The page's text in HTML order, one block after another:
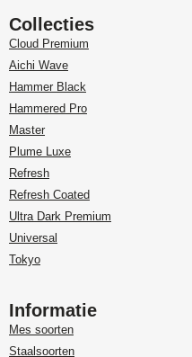
Collecties
Cloud Premium
Aichi Wave
Hammer Black
Hammered Pro
Master
Plume Luxe
Refresh
Refresh Coated
Ultra Dark Premium
Universal
Tokyo
Informatie
Mes soorten
Staalsoorten